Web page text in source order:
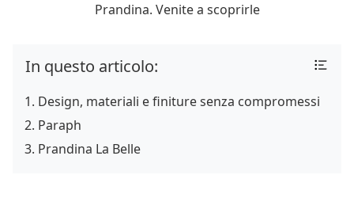
Prandina. Venite a scoprirle
In questo articolo:
Design, materiali e finiture senza compromessi
Paraph
Prandina La Belle